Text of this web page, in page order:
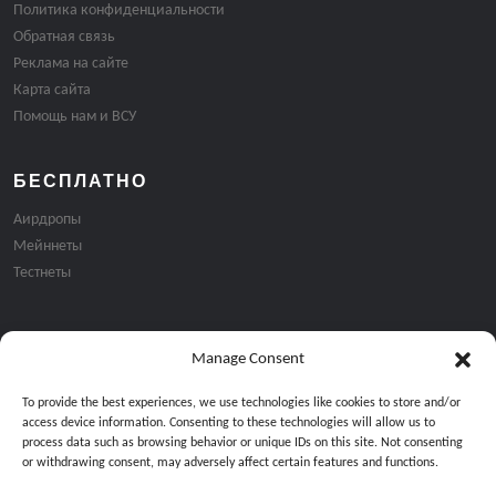
Manage Consent
To provide the best experiences, we use technologies like cookies to store and/or
access device information. Consenting to these technologies will allow us to
process data such as browsing behavior or unique IDs on this site. Not consenting
or withdrawing consent, may adversely affect certain features and functions.
Политика конфиденциальности
Обратная связь
Реклама на сайте
Карта сайта
Помощь нам и ВСУ
БЕСПЛАТНО
Аирдропы
Мейннеты
Тестнеты
Подписка на email рассылку: